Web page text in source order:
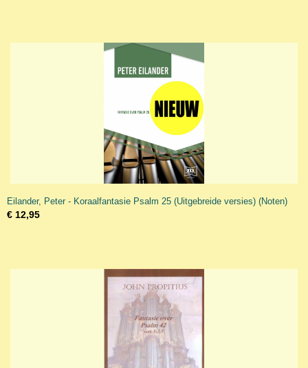
Eilander, Peter - Koraalfantasie Psalm 25 (Uitgebreide versies) (Noten)
€ 12,95